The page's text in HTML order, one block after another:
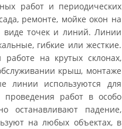
работ и периодических
ремонте, мойке окон на
виде точек и линий. Линии
гибкие или жесткие.
на крутых склонах,
крыш, монтаже
линии используются для
проведения работ в особо
останавливают падение,
на любых объектах, в